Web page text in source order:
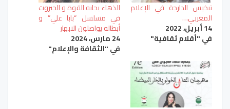
تبخيس الدارجة في الإعلام
المغربي…
14 أبريل، 2022
في "أقلام ثقافية"
الذهاء يجابه القوة و الجبروت
في مسلسل “بابا علي” و
أبطاله يواصلون الابهار
24 مارس، 2024
في "الثقافة والإعلام"